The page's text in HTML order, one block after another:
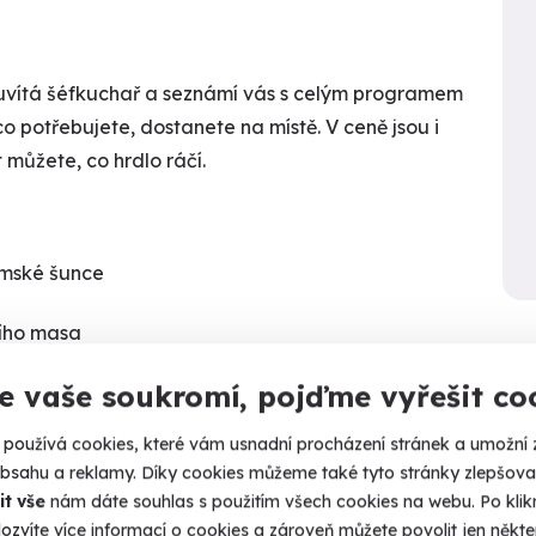
vaše soukromí, pojďme vyřešit
cookies, které vám usnadní procházení stránek a umožní
a reklamy. Díky cookies můžeme také tyto stránky
vše nám dáte souhlas s použitím všech cookies na webu. Po
více informací o cookies a zároveň můžete povolit jen
termínů
šéfkuchař a seznámí vás s celým programem
potřebujete, dostanete na místě. V ceně jsou i
co hrdlo ráčí.
šunce
masa
a glazovanou pomerančovou kůrou
kurzu. Vy si nic nosit nemusíte. Všechny
mailem.